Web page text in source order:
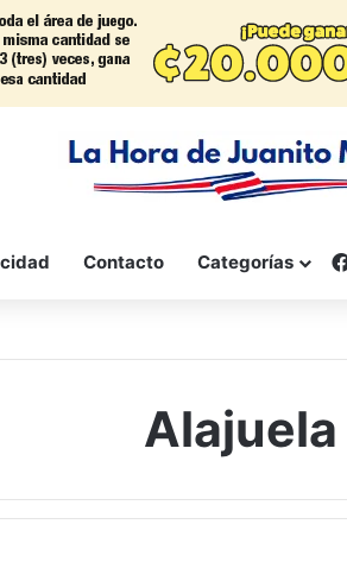
Contacto Categorías
Alajuela